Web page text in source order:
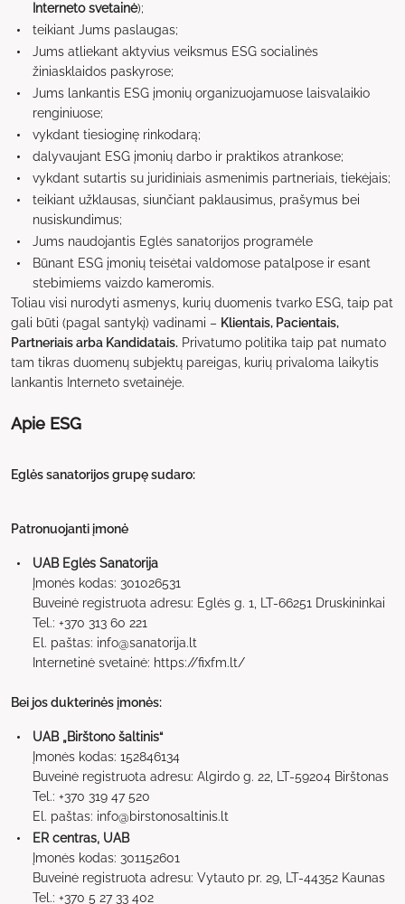
Interneto svetainė);
teikiant Jums paslaugas;
Jums atliekant aktyvius veiksmus ESG socialinės
žiniasklaidos paskyrose;
Jums lankantis ESG įmonių organizuojamuose laisvalaikio
renginiuose;
vykdant tiesioginę rinkodarą;
dalyvaujant ESG įmonių darbo ir praktikos atrankose;
vykdant sutartis su juridiniais asmenimis partneriais, tiekėjais;
teikiant užklausas, siunčiant paklausimus, prašymus bei
nusiskundimus;
Jums naudojantis Eglės sanatorijos programėle
Būnant ESG įmonių teisėtai valdomose patalpose ir esant
stebimiems vaizdo kameromis.
Toliau visi nurodyti asmenys, kurių duomenis tvarko ESG, taip pat
gali būti (pagal santykį) vadinami – Klientais, Pacientais,
Partneriais arba Kandidatais. Privatumo politika taip pat numato
tam tikras duomenų subjektų pareigas, kurių privaloma laikytis
lankantis Interneto svetainėje.
Apie ESG
Eglės sanatorijos grupę sudaro:
Patronuojanti įmonė
UAB Eglės Sanatorija
Įmonės kodas: 301026531
Buveinė registruota adresu: Eglės g. 1, LT-66251 Druskininkai
Tel.: +370 313 60 221
El. paštas: info@sanatorija.lt
Internetinė svetainė: https://fixfm.lt/
Bei jos dukterinės įmonės:
UAB „Birštono šaltinis“
Įmonės kodas: 152846134
Buveinė registruota adresu: Algirdo g. 22, LT-59204 Birštonas
Tel.: +370 319 47 520
El. paštas: info@birstonosaltinis.lt
ER centras, UAB
Įmonės kodas: 301152601
Buveinė registruota adresu: Vytauto pr. 29, LT-44352 Kaunas
Tel.: +370 5 27 33 402